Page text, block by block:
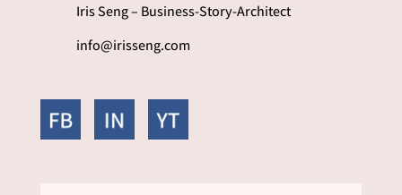
Iris Seng – Business-Story-Architect
info@irisseng.com